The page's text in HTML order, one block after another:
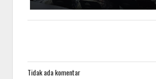
Tidak ada komentar